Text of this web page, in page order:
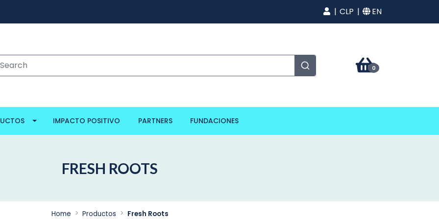
CLP EN
0
IMPACTO POSITIVO PARTNERS FUNDACIONES
FRESH ROOTS
Home Productos Fresh Roots